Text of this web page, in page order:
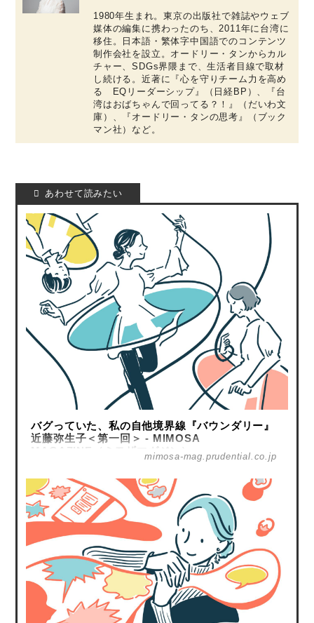
1980年生まれ。東京の出版社で雑誌やウェブ
媒体の編集に携わったのち、2011年に台湾に
移住。日本語・繁体字中国語でのコンテンツ
制作会社を設立。オードリー・タンからカル
チャー、SDGs界隈まで、生活者目線で取材
し続ける。近著に『心を守りチーム力を高め
る EQリーダーシップ』（日経BP）、『台
湾はおばちゃんで回ってる？！』（だいわ文
庫）、『オードリー・タンの思考』（ブック
マン社）など。
バグっていた、私の自他境界線『バウンダリー』
近藤弥生子＜第一回＞ - MIMOSA
MAGAZINE（ミモザマガジン）mimosa-mag.prudential.co.jp